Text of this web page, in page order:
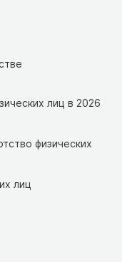
лиц в 2026
физических
лиц